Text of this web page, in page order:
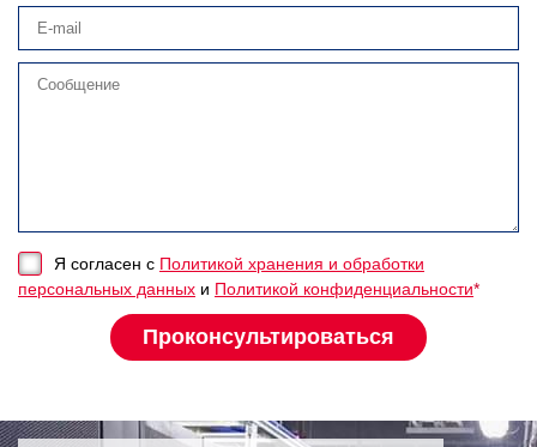
Я согласен с Политикой хранения и обработки
персональных данных и Политикой конфиденциальности*